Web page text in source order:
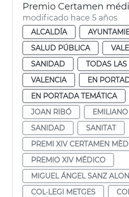
Premio Certamen
modificado hace 5 años
ALCALDÍA
SALUD PÚBLICA
SANIDAD
TODAS
VALENCIA
EN
EN PORTADA TEMÁTICA
JOAN RIBÓ
SANIDAD
SANITAT
PREMI XIV CERTAMEN
PREMIO XIV MÉDICO
MIGUEL ÁNGEL SANZ
COL·LEGI METGES